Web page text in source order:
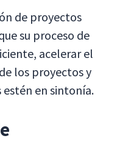
de proyectos
su proceso de
acelerar el
los proyectos y
estén en sintonía.